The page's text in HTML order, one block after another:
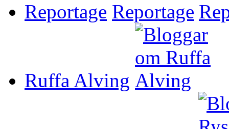
Reportage
Ruffa Alving